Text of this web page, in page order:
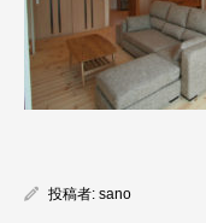
投稿者: sano